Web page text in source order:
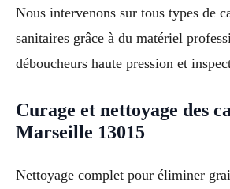
Nous intervenons sur tous types de
sanitaires grâce à du matériel
déboucheurs haute pression et
Curage et nettoyage des
Marseille 13015
Nettoyage complet pour éliminer